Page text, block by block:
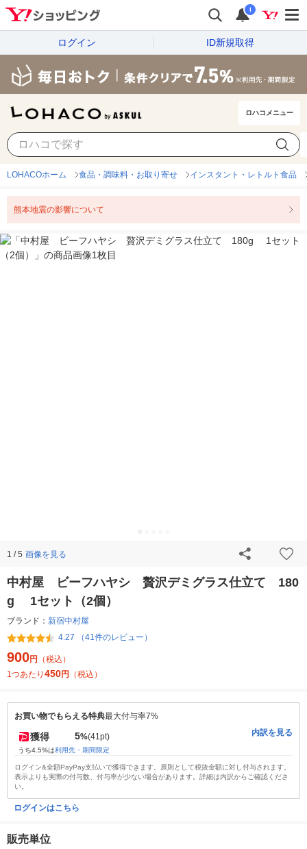
i
ログイン ID新規取得
ロハコメニュー
LOHACOホーム 食品・調味料・お取り寄せ インスタント・レトルト食品
熊本地震の影響について
1 / 5 画像を見る
中村屋 ビーフハヤシ 贅沢デミグラス仕立て 180
g 1セット（2個）
ブランド： 新宿中村屋
4.27 （41件のレビュー）
900円
（税込）
1つあたり 450円 （税込）
お買い物でもらえる特典最大付与率7%
獲得 5%(41pt)
うち4.5%は利用先・期間限定
内訳を見る
ログイン&全額PayPay支払いで獲得できます。原則として税抜金額に対し付与されます。
表示よりも実際の付与数、付与率が少ない場合があります。詳細は内訳からご確認くださ
い。
ログインはこちら
販売単位